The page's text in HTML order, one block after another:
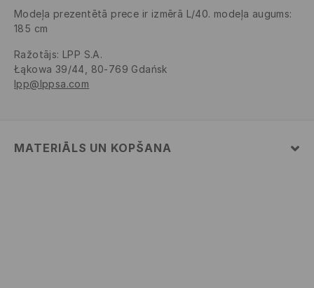
Modeļa prezentētā prece ir izmērā L/40. modeļa augums:
185 cm
Ražotājs: LPP S.A.
Łąkowa 39/44, 80-769 Gdańsk
lpp@lppsa.com
MATERIĀLS UN KOPŠANA